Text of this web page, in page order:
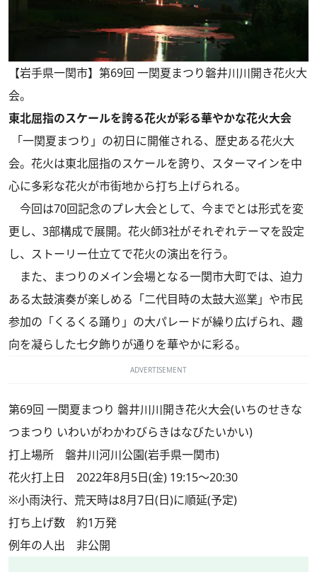
【岩手県一関市】第69回 一関夏まつり磐井川川開き花火大
会。
東北屈指のスケールを誇る花火が彩る華やかな花火大会
「一関夏まつり」の初日に開催される、歴史ある花火大
会。花火は東北屈指のスケールを誇り、スターマインを中
心に多彩な花火が市街地から打ち上げられる。
今回は70回記念のプレ大会として、今までとは形式を変
更し、3部構成で展開。花火師3社がそれぞれテーマを設定
し、ストーリー仕立てで花火の演出を行う。
また、まつりのメイン会場となる一関市大町では、迫力
ある太鼓演奏が楽しめる「二代目時の太鼓大巡業」や市民
参加の「くるくる踊り」の大パレードが繰り広げられ、趣
向を凝らした七夕飾りが通りを華やかに彩る。
ADVERTISEMENT
第69回 一関夏まつり 磐井川川開き花火大会(いちのせきな
つまつり いわいがわかわびらきはなびたいかい)
打上場所 磐井川河川公園(岩手県一関市)
花火打上日 2022年8月5日(金) 19:15～20:30
※小雨決行、荒天時は8月7日(日)に順延(予定)
打ち上げ数 約1万発
例年の人出 非公開